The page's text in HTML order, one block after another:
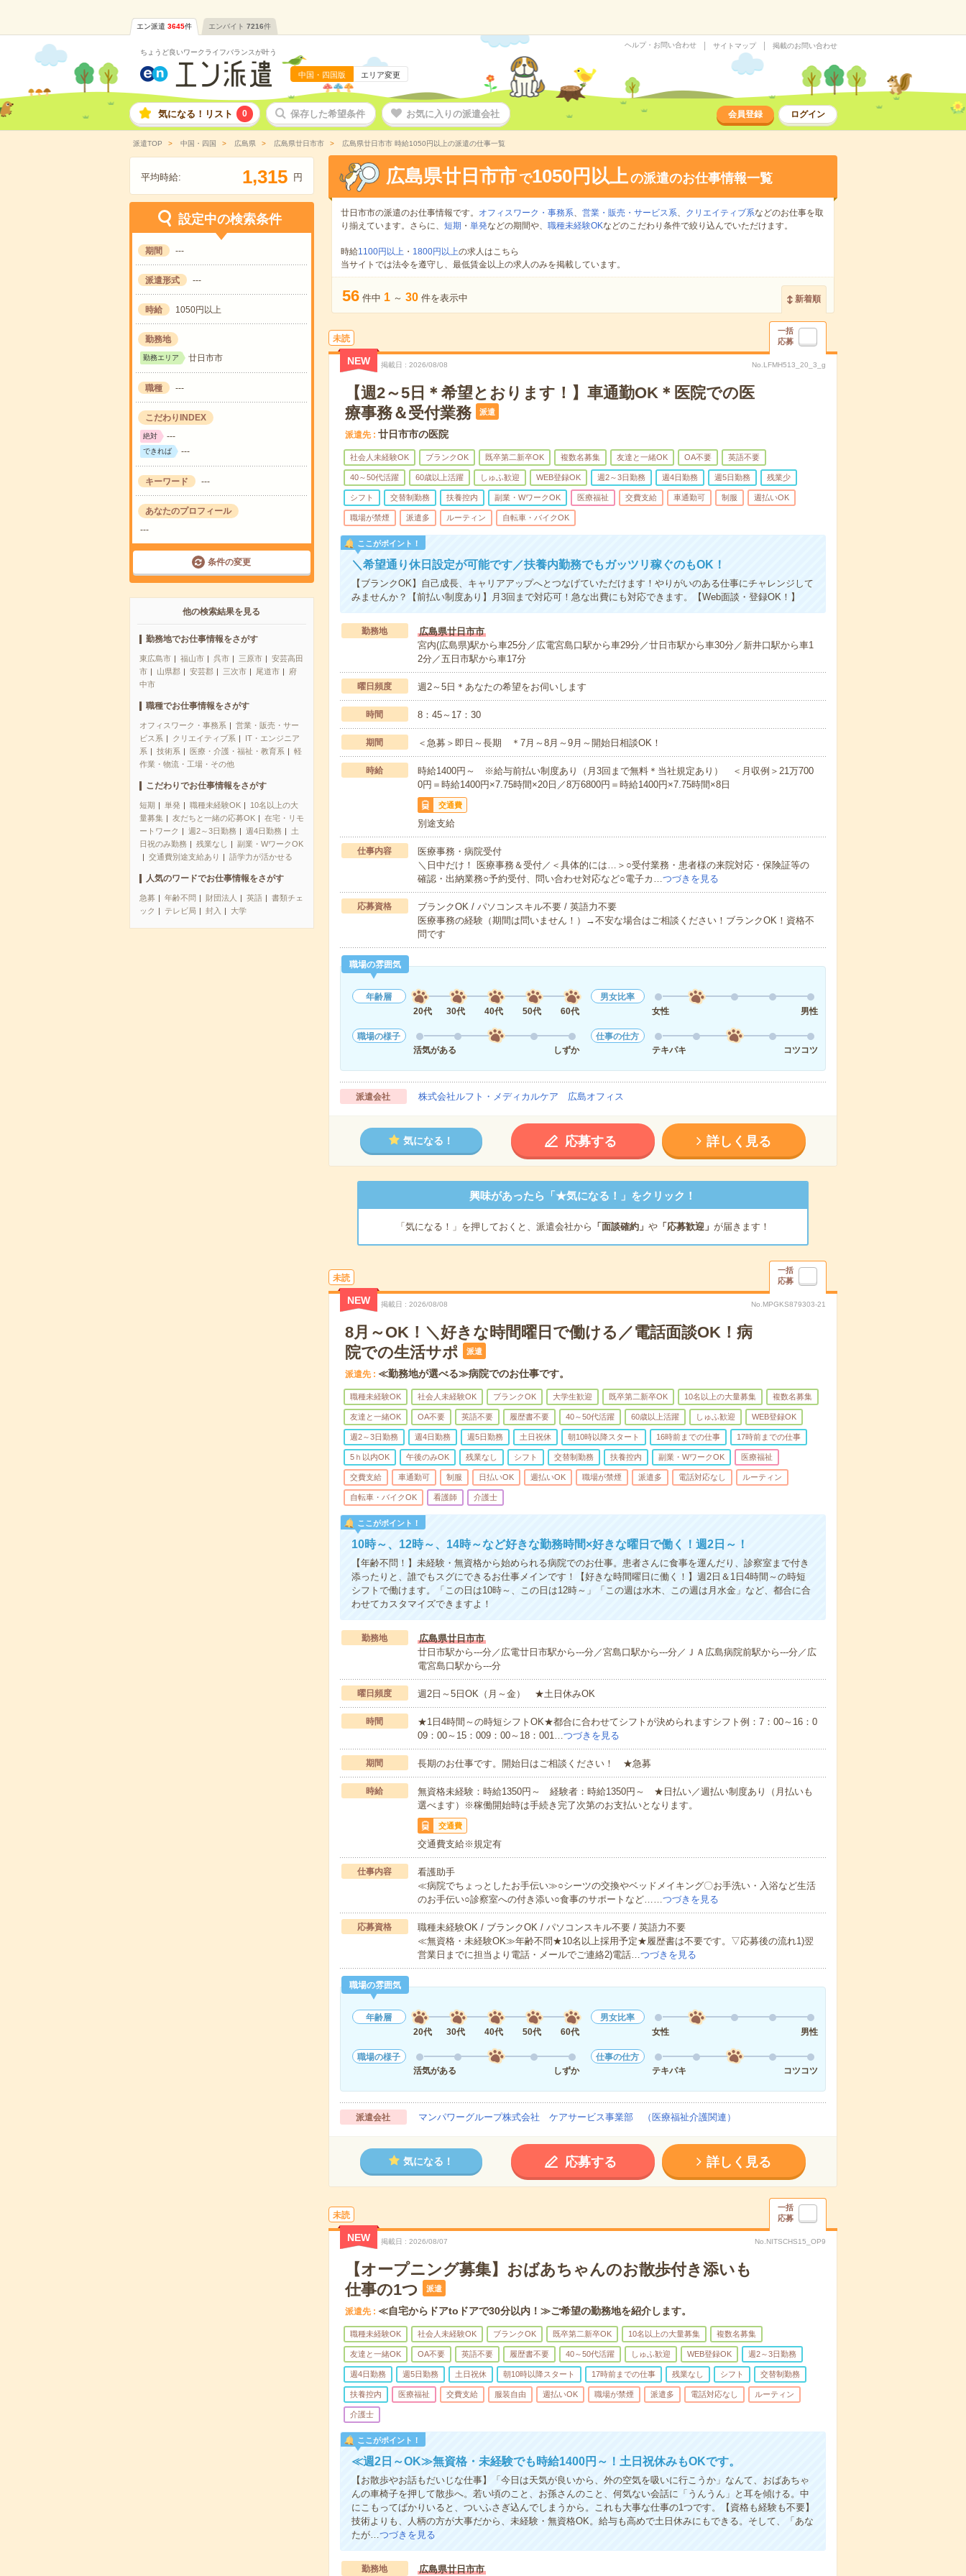
エン派遣 3645件 エンバイト 7216件
ちょうど良いワークライフバランスが叶う
中国・四国版 エリア変更
ヘルプ・お問い合わせ サイトマップ 掲載のお問い合わせ
気になる！リスト 0 保存した希望条件 お気に入りの派遣会社 会員登録 ログイン
派遣TOP 中国・四国 広島県 広島県廿日市市 広島県廿日市市 時給1050円以上の派遣の仕事一覧
平均時給: 1,315 円
設定中の検索条件
期間 ---
派遣形式 ---
時給 1050円以上
勤務地
勤務エリア 廿日市市
職種 ---
こだわりINDEX
絶対 ---
できれば ---
キーワード ---
あなたのプロフィール
---
条件の変更
他の検索結果を見る
勤務地でお仕事情報をさがす
東広島市 福山市 呉市 三原市
安芸高田
市
山県郡 安芸郡 三次市 尾道市
府
中市
職種でお仕事情報をさがす
オフィスワーク・事務系
営業・販売・サー
ビス系
クリエイティブ系
IT・エンジニア
系
技術系 医療・介護・福祉・教育系
軽
作業・物流・工場・その他
こだわりでお仕事情報をさがす
短期 単発 職種未経験OK
10名以上の大
量募集
友だちと一緒の応募OK
在宅・リモ
ートワーク
週2～3日勤務 週4日勤務
土
日祝のみ勤務
残業なし
副業・WワークOK
交通費別途支給あり
語学力が活かせる
人気のワードでお仕事情報をさがす
急募 年齢不問 財団法人 英語
書類チェ
ック
テレビ局 封入 大学
広島県廿日市市 で1050円以上の派遣のお仕事情報一覧
廿日市市の派遣のお仕事情報です。 オフィスワーク・事務系、 営業・販売・サービス系、 クリエイティブ系などのお仕事を取
り揃えています。さらに、 短期 ・ 単発などの期間や、 職種未経験OKなどのこだわり条件で絞り込んでいただけます。
時給1100円以上・ 1800円以上の求人はこちら
当サイトでは法令を遵守し、最低賃金以上の求人のみを掲載しています。
56 件中 1 ～ 30 件を表示中 新着順
未読
一括
応募
NEW 掲載日 2026/08/08 No.LFMH513_20_3_g
【週2～5日＊希望とおります！】車通勤OK＊医院での医
療事務＆受付業務
派遣
派遣先 廿日市市の医院
社会人未経験OK ブランクOK 既卒第二新卒OK 複数名募集 友達と一緒OK OA不要 英語不要
40～50代活躍 60歳以上活躍 しゅふ歓迎 WEB登録OK 週2～3日勤務 週4日勤務 週5日勤務 残業少
シフト 交替制勤務 扶養控内 副業・WワークOK 医療福祉 交費支給 車通勤可 制服 週払いOK
職場が禁煙 派遣多 ルーティン 自転車・バイクOK
ここがポイント！
＼希望通り休日設定が可能です／扶養内勤務でもガッツリ稼ぐのもOK！
【ブランクOK】自己成長、キャリアアップへとつなげていただけます！やりがいのある仕事にチャレンジして
みませんか？【前払い制度あり】月3回まで対応可！急な出費にも対応できます。【Web面談・登録OK！】
勤務地
広島県廿日市市
宮内(広島県)駅から車25分／広電宮島口駅から車29分／廿日市駅から車30分／新井口駅から車1
2分／五日市駅から車17分
曜日頻度 週2～5日＊あなたの希望をお伺いします
時間 8：45～17：30
期間 ＜急募＞即日～長期 ＊7月～8月～9月～開始日相談OK！
時給
時給1400円～ ※給与前払い制度あり（月3回まで無料＊当社規定あり） ＜月収例＞21万700
0円＝時給1400円×7.75時間×20日／8万6800円＝時給1400円×7.75時間×8日
交通費
別途支給
仕事内容
医療事務・病院受付
＼日中だけ！ 医療事務＆受付／＜具体的には…＞○受付業務・患者様の来院対応・保険証等の
確認・出納業務○予約受付、問い合わせ対応など○電子カ…つづきを見る
応募資格
ブランクOK / パソコンスキル不要 / 英語力不要
医療事務の経験（期間は問いません！）→不安な場合はご相談ください！ブランクOK！資格不
問です
職場の雰囲気
年齢層
20代
30代 40代 50代 60代
男女比率
女性
男性
職場の様子
活気がある
しずか
仕事の仕方
テキパキ
コツコツ
派遣会社 株式会社ルフト・メディカルケア 広島オフィス
気になる！ 応募する 詳しく見る
興味があったら「★気になる！」をクリック！
「気になる！」を押しておくと、派遣会社から 「面談確約」 や「応募歓迎」 が届きます！
未読
一括
応募
NEW 掲載日 2026/08/08 No.MPGKS879303-21
8月～OK！＼好きな時間曜日で働ける／電話面談OK！病
院での生活サポ
派遣
派遣先 ≪勤務地が選べる≫病院でのお仕事です。
職種未経験OK 社会人未経験OK ブランクOK 大学生歓迎 既卒第二新卒OK 10名以上の大量募集 複数名募集
友達と一緒OK OA不要 英語不要 履歴書不要 40～50代活躍 60歳以上活躍 しゅふ歓迎 WEB登録OK
週2～3日勤務 週4日勤務 週5日勤務 土日祝休 朝10時以降スタート 16時前までの仕事 17時前までの仕事
5ｈ以内OK 午後のみOK 残業なし シフト 交替制勤務 扶養控内 副業・WワークOK 医療福祉
交費支給 車通勤可 制服 日払いOK 週払いOK 職場が禁煙 派遣多 電話対応なし ルーティン
自転車・バイクOK 看護師 介護士
ここがポイント！
10時～、12時～、14時～など好きな勤務時間×好きな曜日で働く！週2日～！
【年齢不問！】未経験・無資格から始められる病院でのお仕事。患者さんに食事を運んだり、診察室まで付き
添ったりと、誰でもスグにできるお仕事メインです！【好きな時間曜日に働く！】週2日＆1日4時間～の時短
シフトで働けます。「この日は10時～、この日は12時～」「この週は水木、この週は月水金」など、都合に合
わせてカスタマイズできますよ！
勤務地
広島県廿日市市
廿日市駅から---分／広電廿日市駅から---分／宮島口駅から---分／ＪＡ広島病院前駅から---分／広
電宮島口駅から---分
曜日頻度 週2日～5日OK（月～金） ★土日休みOK
時間
★1日4時間～の時短シフトOK★都合に合わせてシフトが決められますシフト例：7：00～16：0
09：00～15：009：00～18：001…つづきを見る
期間 長期のお仕事です。開始日はご相談ください！ ★急募
時給
無資格未経験：時給1350円～ 経験者：時給1350円～ ★日払い／週払い制度あり（月払いも
選べます）※稼働開始時は手続き完了次第のお支払いとなります。
交通費
交通費支給※規定有
仕事内容
看護助手
≪病院でちょっとしたお手伝い≫○シーツの交換やベッドメイキング〇お手洗い・入浴など生活
のお手伝い○診察室への付き添い○食事のサポートなど……つづきを見る
応募資格
職種未経験OK / ブランクOK / パソコンスキル不要 / 英語力不要
≪無資格・未経験OK≫年齢不問★10名以上採用予定★履歴書は不要です。▽応募後の流れ1)翌
営業日までに担当より電話・メールでご連絡2)電話…つづきを見る
職場の雰囲気
年齢層
20代
30代 40代 50代 60代
男女比率
女性
男性
職場の様子
活気がある
しずか
仕事の仕方
テキパキ
コツコツ
派遣会社 マンパワーグループ株式会社 ケアサービス事業部 （医療福祉介護関連）
気になる！ 応募する 詳しく見る
未読
一括
応募
NEW 掲載日 2026/08/07 No.NITSCHS15_OP9
【オープニング募集】おばあちゃんのお散歩付き添いも
仕事の1つ
派遣
派遣先 ≪自宅からドアtoドアで30分以内！≫ご希望の勤務地を紹介します。
職種未経験OK 社会人未経験OK ブランクOK 既卒第二新卒OK 10名以上の大量募集 複数名募集
友達と一緒OK OA不要 英語不要 履歴書不要 40～50代活躍 しゅふ歓迎 WEB登録OK 週2～3日勤務
週4日勤務 週5日勤務 土日祝休 朝10時以降スタート 17時前までの仕事 残業なし シフト 交替制勤務
扶養控内 医療福祉 交費支給 服装自由 週払いOK 職場が禁煙 派遣多 電話対応なし ルーティン
介護士
ここがポイント！
≪週2日～OK≫無資格・未経験でも時給1400円～！土日祝休みもOKです。
【お散歩やお話もだいじな仕事】「今日は天気が良いから、外の空気を吸いに行こうか」なんて、おばあちゃ
んの車椅子を押して散歩へ。若い頃のこと、お孫さんのこと、何気ない会話に「うんうん」と耳を傾ける。中
にこもってばかりいると、ついふさぎ込んでしまうから。これも大事な仕事の1つです。【資格も経験も不要】
技術よりも、人柄の方が大事だから、未経験・無資格OK。給与も高めで土日休みにもできる。そして、「あな
たが…つづきを見る
勤務地 広島県廿日市市